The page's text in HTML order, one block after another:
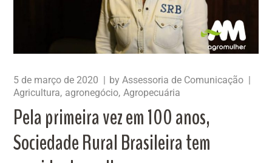
5 de março de 2020 byAssessoria de Comunicação
Agricultura agronegócio Agropecuária
Pela primeira vez em 100 anos,
Sociedade Rural Brasileira tem